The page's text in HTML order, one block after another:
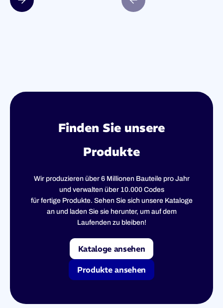
Finden Sie unsere
Produkte
Wir produzieren über 6 Millionen Bauteile pro Jahr
und verwalten über 10.000 Codes
für fertige Produkte. Sehen Sie sich unsere Kataloge
an und laden Sie sie herunter, um auf dem
Laufenden zu bleiben!
Kataloge ansehen
Produkte ansehen